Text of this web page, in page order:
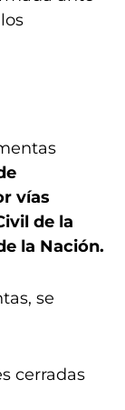
vías
de la
la Nación.
se
cerradas